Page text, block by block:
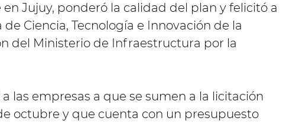
Jujuy, ponderó la calidad del plan y felicitó a
Ciencia, Tecnología e Innovación de la
del Ministerio de Infraestructura por la
las empresas a que se sumen a la licitación
octubre y que cuenta con un presupuesto